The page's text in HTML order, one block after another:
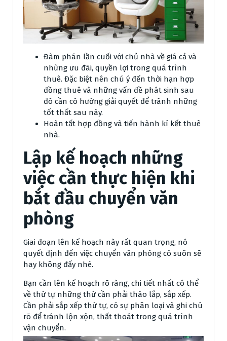
Đàm phán lần cuối với chủ nhà về giá cả và
những ưu đãi, quyền lợi trong quá trình
thuê. Đặc biệt nên chú ý đến thời hạn hợp
đồng thuê và những vấn đề phát sinh sau
đó cần có hướng giải quyết để tránh những
tốt thất sau này.
Hoàn tất hợp đồng và tiến hành kí kết thuê
nhà.
Lập kế hoạch những
việc cần thực hiện khi
bắt đầu chuyển văn
phòng
Giai đoạn lên kế hoạch này rất quan trọng, nó
quyết định đến việc chuyển văn phòng có suôn sẽ
hay không đấy nhé.
Bạn cần lên kế hoạch rõ ràng, chi tiết nhất có thể
về thứ tự những thứ cần phải tháo lắp, sắp xếp.
Cần phải sắp xếp thứ tự, có sự phân loại và ghi chú
rõ để tránh lộn xộn, thất thoát trong quá trình
vận chuyển.